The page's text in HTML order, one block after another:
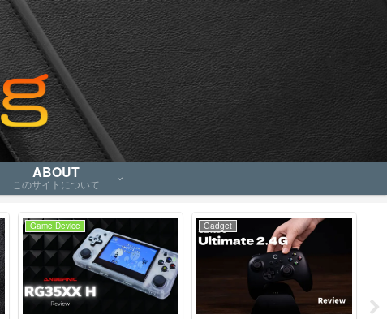
ABOUT
このサイトについて
Game Device Gadget